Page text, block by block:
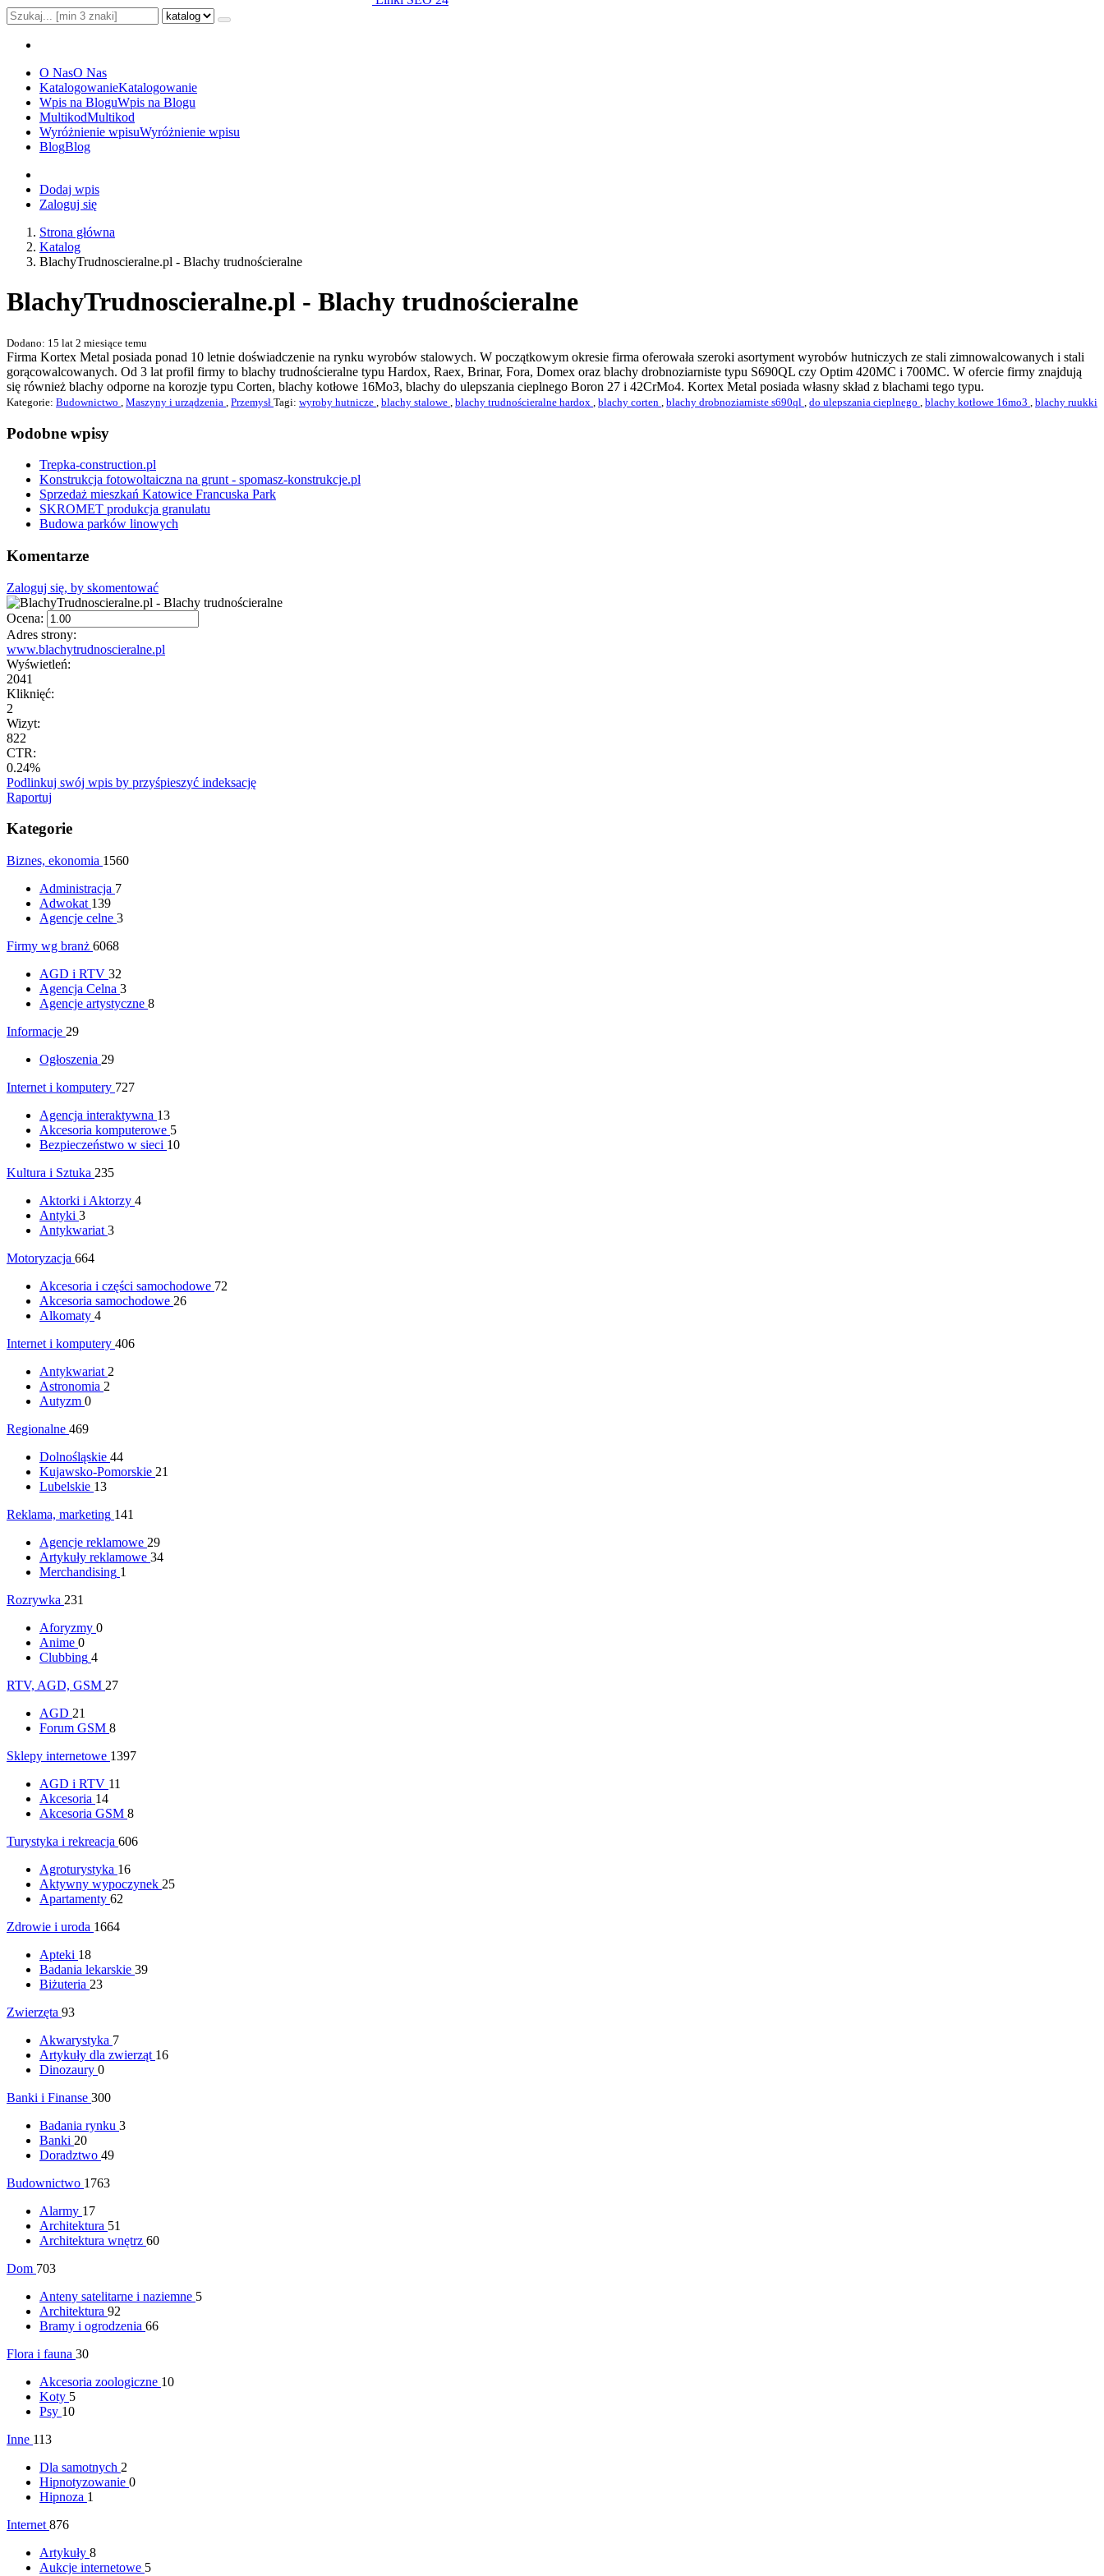
O NasO Nas
KatalogowanieKatalogowanie
Wpis na BloguWpis na Blogu
MultikodMultikod
Wyróżnienie wpisuWyróżnienie wpisu
BlogBlog
Dodaj wpis
Zaloguj się
Strona główna
Katalog
BlachyTrudnoscieralne.pl - Blachy trudnościeralne
BlachyTrudnoscieralne.pl - Blachy trudnościeralne
Dodano: 15 lat 2 miesiące temu
Firma Kortex Metal posiada ponad 10 letnie doświadczenie na rynku wyrobów stalowych. W początkowym okresie firma oferowała szeroki asortyment wyrobów hutniczych ze stali zimnowalcowanych i stali
gorącowalcowanych. Od 3 lat profil firmy to blachy trudnościeralne typu Hardox, Raex, Brinar, Fora, Domex oraz blachy drobnoziarniste typu S690QL czy Optim 420MC i 700MC. W ofercie firmy znajdują
się również blachy odporne na korozje typu Corten, blachy kotłowe 16Mo3, blachy do ulepszania cieplnego Boron 27 i 42CrMo4. Kortex Metal posiada własny skład z blachami tego typu.
Kategorie: Budownictwo Maszyny i urządzenia Przemysł Tagi: wyroby hutnicze blachy stalowe blachy trudnościeralne hardox blachy corten blachy drobnoziarniste s690ql do ulepszania cieplnego blachy kotłowe 16mo3 blachy ruukki
Podobne wpisy
Trepka-construction.pl
Konstrukcja fotowoltaiczna na grunt - spomasz-konstrukcje.pl
Sprzedaż mieszkań Katowice Francuska Park
SKROMET produkcja granulatu
Budowa parków linowych
Komentarze
Zaloguj się, by skomentować
Ocena:
Adres strony:
www.blachytrudnoscieralne.pl
Wyświetleń:
2041
Kliknięć:
2
Wizyt:
822
CTR:
0.24%
Podlinkuj swój wpis by przyśpieszyć indeksację
Raportuj
Kategorie
Biznes, ekonomia 1560
Administracja 7
Adwokat 139
Agencje celne 3
Firmy wg branż 6068
AGD i RTV 32
Agencja Celna 3
Agencje artystyczne 8
Informacje 29
Ogłoszenia 29
Internet i komputery 727
Agencja interaktywna 13
Akcesoria komputerowe 5
Bezpieczeństwo w sieci 10
Kultura i Sztuka 235
Aktorki i Aktorzy 4
Antyki 3
Antykwariat 3
Motoryzacja 664
Akcesoria i części samochodowe 72
Akcesoria samochodowe 26
Alkomaty 4
Internet i komputery 406
Antykwariat 2
Astronomia 2
Autyzm 0
Regionalne 469
Dolnośląskie 44
Kujawsko-Pomorskie 21
Lubelskie 13
Reklama, marketing 141
Agencje reklamowe 29
Artykuły reklamowe 34
Merchandising 1
Rozrywka 231
Aforyzmy 0
Anime 0
Clubbing 4
RTV, AGD, GSM 27
AGD 21
Forum GSM 8
Sklepy internetowe 1397
AGD i RTV 11
Akcesoria 14
Akcesoria GSM 8
Turystyka i rekreacja 606
Agroturystyka 16
Aktywny wypoczynek 25
Apartamenty 62
Zdrowie i uroda 1664
Apteki 18
Badania lekarskie 39
Biżuteria 23
Zwierzęta 93
Akwarystyka 7
Artykuły dla zwierząt 16
Dinozaury 0
Banki i Finanse 300
Badania rynku 3
Banki 20
Doradztwo 49
Budownictwo 1763
Alarmy 17
Architektura 51
Architektura wnętrz 60
Dom 703
Anteny satelitarne i naziemne 5
Architektura 92
Bramy i ogrodzenia 66
Flora i fauna 30
Akcesoria zoologiczne 10
Koty 5
Psy 10
Inne 113
Dla samotnych 2
Hipnotyzowanie 0
Hipnoza 1
Internet 876
Artykuły 8
Aukcje internetowe 5